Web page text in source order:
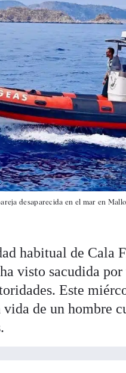
desaparecida en el mar en
habitual de Cala
visto sacudida
Este
de un hombre